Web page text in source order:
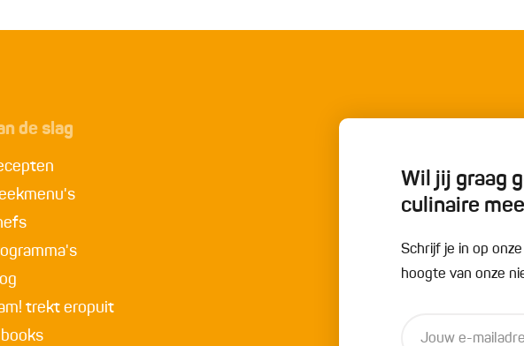
de slag
trekt eropuit
books
Wil jij graag
culinaire
Schrijf je in op
hoogte van onze